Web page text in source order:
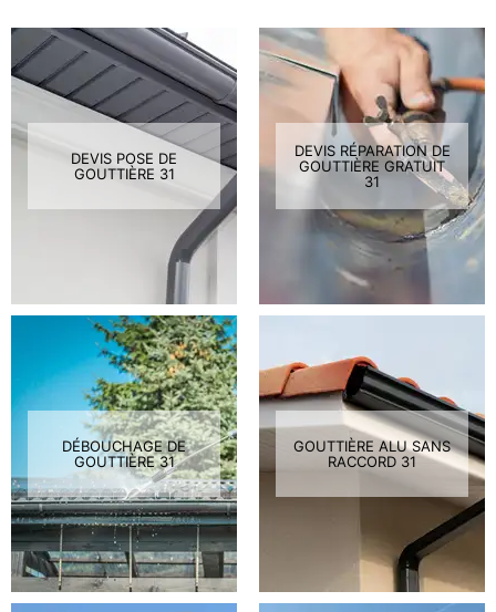
DEVIS POSE DE
GOUTTIÈRE 31
DEVIS RÉPARATION DE
GOUTTIÈRE GRATUIT
31
DÉBOUCHAGE DE
GOUTTIÈRE 31
GOUTTIÈRE ALU SANS
RACCORD 31